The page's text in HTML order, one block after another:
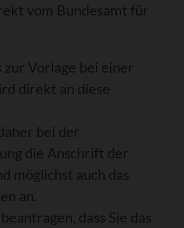
vom Bundesamt für
zur Vorlage bei einer
direkt an diese
bei der
die Anschrift der
möglichst auch das
an.
dass Sie das